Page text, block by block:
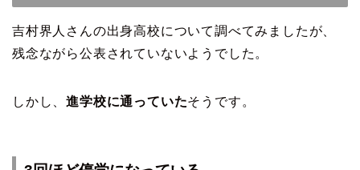
吉村界人さんの出身高校について調べてみましたが、
残念ながら公表されていないようでした。
しかし、進学校に通っていたそうです。